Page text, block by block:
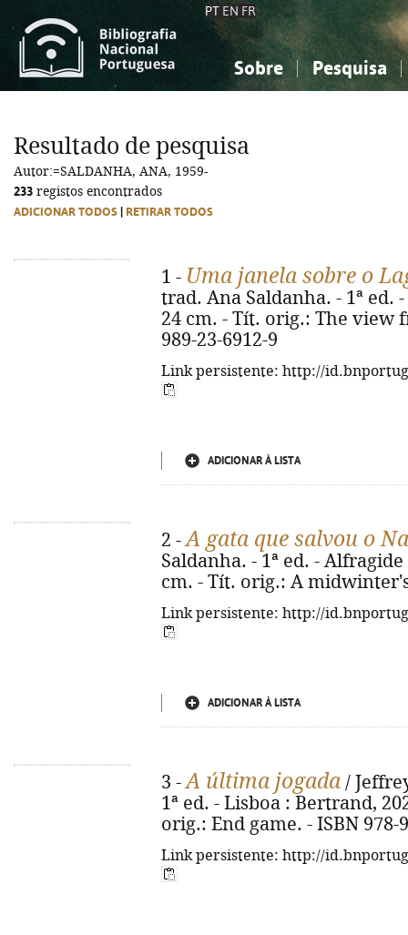
PT EN FR
Sobre Pesquisa
Ciências sociais...
Ciências sociais...
Resultado de pesquisa
Autor:=SALDANHA, ANA, 1959-
233 registos encontrados
ADICIONAR TODOS RETIRAR TODOS
1 - Uma janela sobre o
trad. Ana Saldanha. - 1ª ed.
24 cm. - Tít. orig.: The view
989-23-6912-9
Link persistente: http://
ADICIONAR À LISTA
2 -A gata que salvou o
Saldanha. - 1ª ed. -
cm. - Tít. orig.: A
Link persistente: http://
ADICIONAR À LISTA
3 -A última jogada /
1ª ed. - Lisboa : Bertrand,
orig.: End game. - ISBN 978-
Link persistente: http://